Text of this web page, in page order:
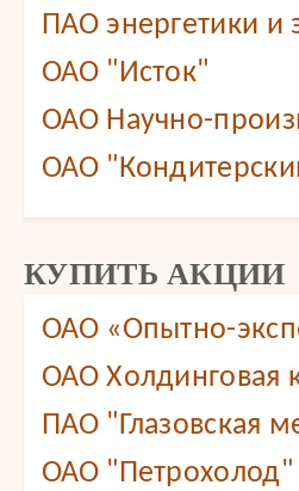
ПАО энергетики и
ОАО "Исток"
ОАО Научно-
ОАО
КУПИТЬ АКЦИИ
ОАО «Опытно-
ОАО Холдинговая
ПАО "Глазовская
ОАО "Петрохолод"